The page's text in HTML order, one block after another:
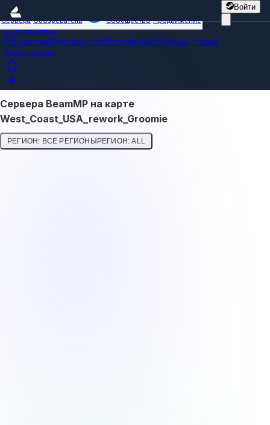
Войти
Сервера Обозреватель Сообщество Продвижение
Все сервера
По картамМировой топПопулярныеТренды Новые
Мониторинг
Сервера BeamMP на карте
West_Coast_USA_rework_Groomie
РЕГИОН: ВСЕ РЕГИОНЫРЕГИОН: ALL